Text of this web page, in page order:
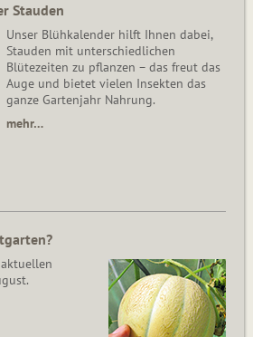
Stauden
Unser Blühkalender hilft Ihnen dabei,
Stauden mit unterschiedlichen
Blütezeiten zu pflanzen – das freut das
Auge und bietet vielen Insekten das
ganze Gartenjahr Nahrung.
mehr…